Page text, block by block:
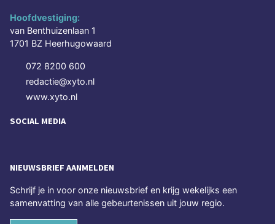
Hoofdvestiging:
van Benthuizenlaan 1
1701 BZ Heerhugowaard
072 8200 600
redactie@xyto.nl
www.xyto.nl
SOCIAL MEDIA
NIEUWSBRIEF AANMELDEN
Schrijf je in voor onze nieuwsbrief en krijg wekelijks een
samenvatting van alle gebeurtenissen uit jouw regio.